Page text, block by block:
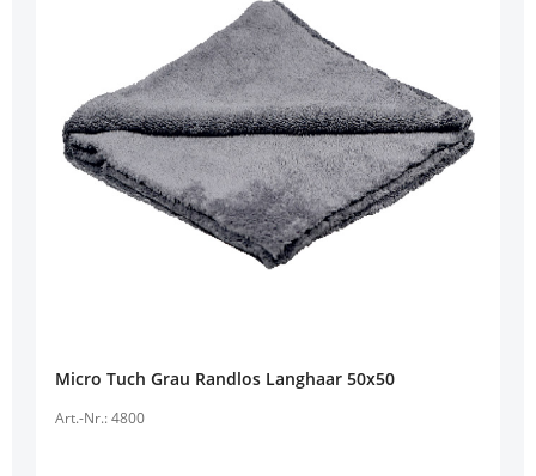
Micro Tuch Grau Randlos Langhaar 50x50
Art.-Nr.: 4800